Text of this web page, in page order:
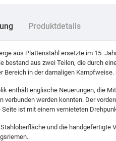
Produktdetails
aus Plattenstahl ersetzte im 15.
bestand aus zwei Teilen, die durch
Bereich in der damaligen
enthält englische Neuerungen, die
verbunden werden konnten. Der
Seite ist mit einem vernieteten
und die handgefertigte